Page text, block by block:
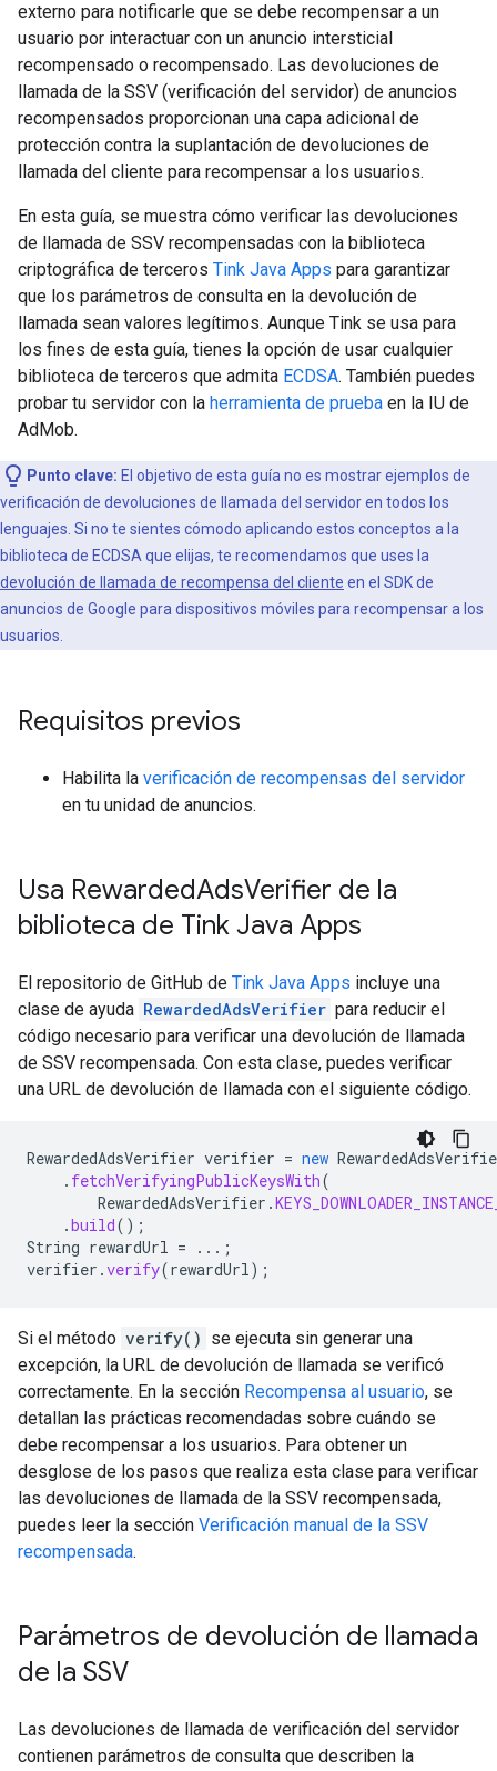
externo para notificarle que se debe recompensar a un
usuario por interactuar con un anuncio intersticial
recompensado o recompensado. Las devoluciones de
llamada de la SSV (verificación del servidor) de anuncios
recompensados proporcionan una capa adicional de
protección contra la suplantación de devoluciones de
llamada del cliente para recompensar a los usuarios.
En esta guía, se muestra cómo verificar las devoluciones
de llamada de SSV recompensadas con la biblioteca
criptográfica de terceros Tink Java Apps para garantizar
que los parámetros de consulta en la devolución de
llamada sean valores legítimos. Aunque Tink se usa para
los fines de esta guía, tienes la opción de usar cualquier
biblioteca de terceros que admita ECDSA. También puedes
probar tu servidor con la herramienta de prueba en la IU de
AdMob.
Punto clave: El objetivo de esta guía no es mostrar ejemplos de
verificación de devoluciones de llamada del servidor en todos los
lenguajes. Si no te sientes cómodo aplicando estos conceptos a la
biblioteca de ECDSA que elijas, te recomendamos que uses la
devolución de llamada de recompensa del cliente en el SDK de
anuncios de Google para dispositivos móviles para recompensar a los
usuarios.
Requisitos previos
Habilita la verificación de recompensas del servidor
en tu unidad de anuncios.
Usa RewardedAdsVerifier de la
biblioteca de Tink Java Apps
El repositorio de GitHub de Tink Java Apps incluye una
clase de ayuda RewardedAdsVerifier para reducir el
código necesario para verificar una devolución de llamada
de SSV recompensada. Con esta clase, puedes verificar
una URL de devolución de llamada con el siguiente código.
RewardedAdsVerifier verifier = new
. fetchVerifyingPublicKeysWith(
RewardedAdsVerifier .
.build();
String rewardUrl =
...;
verifier .verify(rewardUrl);
Si el método verify() se ejecuta sin generar una
excepción, la URL de devolución de llamada se verificó
correctamente. En la sección Recompensa al usuario, se
detallan las prácticas recomendadas sobre cuándo se
debe recompensar a los usuarios. Para obtener un
desglose de los pasos que realiza esta clase para verificar
las devoluciones de llamada de la SSV recompensada,
puedes leer la sección Verificación manual de la SSV
recompensada.
Parámetros de devolución de llamada
de la SSV
Las devoluciones de llamada de verificación del servidor
contienen parámetros de consulta que describen la